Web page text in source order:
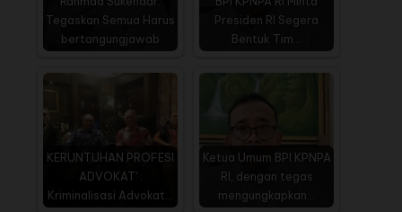
Tegaskan Semua Harus
bertangungjawab
Presiden RI Segera
Bentuk Tim…
KERUNTUHAN PROFESI
ADVOKAT' :
Kriminalisasi Advokat…
Ketua Umum BPI KPNPA
RI, dengan tegas
mengungkapkan…